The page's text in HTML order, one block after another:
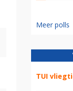
Meer polls
TUI